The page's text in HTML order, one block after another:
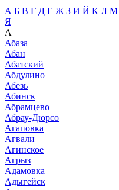
А Б В Г Д Е Ж З И Й К Л М
Я
А
Абаза
Абан
Абатский
Абдулино
Абезь
Абинск
Абрамцево
Абрау-Дюрсо
Агаповка
Агвали
Агинское
Агрыз
Адамовка
Адыгейск